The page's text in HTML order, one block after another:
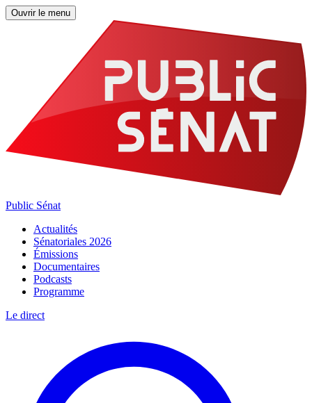
Ouvrir le menu
Public Sénat
Actualités
Sénatoriales 2026
Émissions
Documentaires
Podcasts
Programme
Le direct